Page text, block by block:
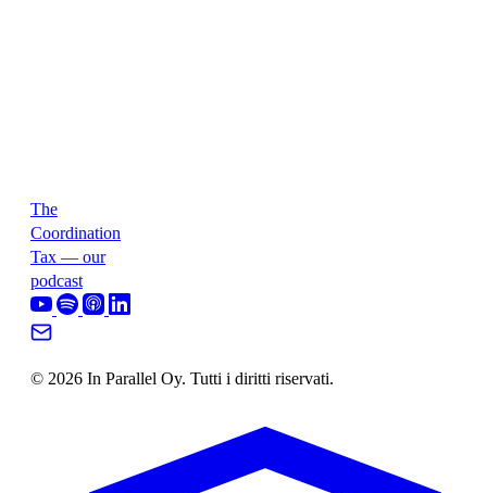
The
Coordination
Tax — our
podcast
© 2026 In Parallel Oy. Tutti i diritti riservati.